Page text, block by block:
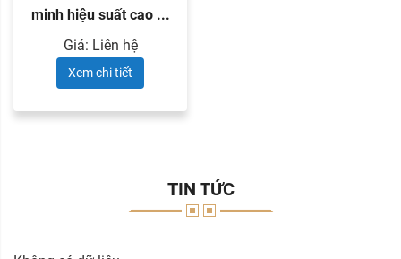
minh hiệu suất cao ...
Giá: Liên hệ
Xem chi tiết
TIN TỨC